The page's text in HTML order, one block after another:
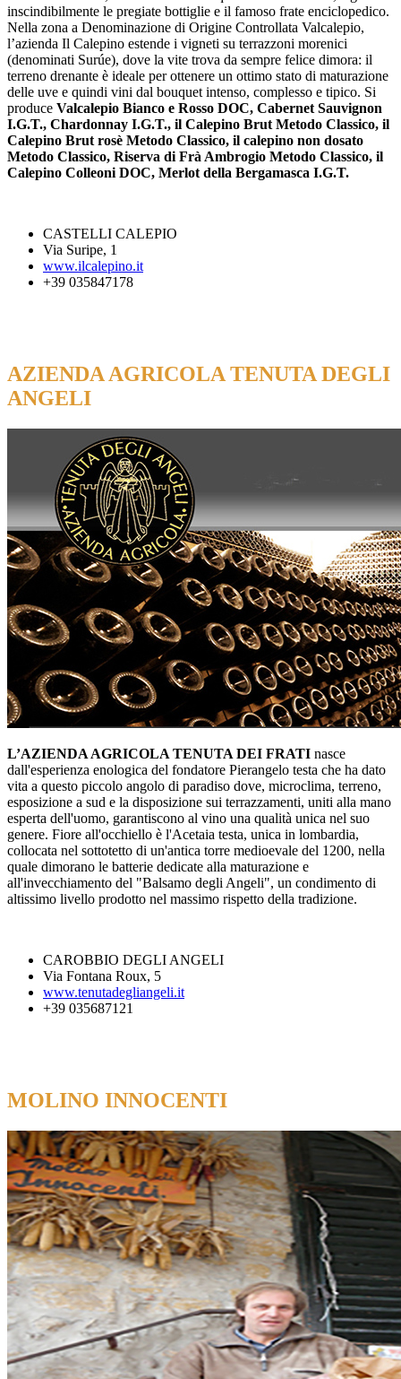
inscindibilmente le pregiate bottiglie e il famoso frate enciclopedico.
Nella zona a Denominazione di Origine Controllata Valcalepio,
l’azienda Il Calepino estende i vigneti su terrazzoni morenici
(denominati Surúe), dove la vite trova da sempre felice dimora: il
terreno drenante è ideale per ottenere un ottimo stato di maturazione
delle uve e quindi vini dal bouquet intenso, complesso e tipico. Si
produce Valcalepio Bianco e Rosso DOC, Cabernet Sauvignon
I.G.T., Chardonnay I.G.T., il Calepino Brut Metodo Classico, il
Calepino Brut rosè Metodo Classico, il calepino non dosato
Metodo Classico, Riserva di Frà Ambrogio Metodo Classico, il
Calepino Colleoni DOC, Merlot della Bergamasca I.G.T.
CASTELLI CALEPIO
Via Suripe, 1
www.ilcalepino.it
+39 035847178
AZIENDA AGRICOLA TENUTA DEGLI
ANGELI
L’AZIENDA AGRICOLA TENUTA DEI FRATI nasce
dall'esperienza enologica del fondatore Pierangelo testa che ha dato
vita a questo piccolo angolo di paradiso dove, microclima, terreno,
esposizione a sud e la disposizione sui terrazzamenti, uniti alla mano
esperta dell'uomo, garantiscono al vino una qualità unica nel suo
genere. Fiore all'occhiello è l'Acetaia testa, unica in lombardia,
collocata nel sottotetto di un'antica torre medioevale del 1200, nella
quale dimorano le batterie dedicate alla maturazione e
all'invecchiamento del "Balsamo degli Angeli", un condimento di
altissimo livello prodotto nel massimo rispetto della tradizione.
CAROBBIO DEGLI ANGELI
Via Fontana Roux, 5
www.tenutadegliangeli.it
+39 035687121
MOLINO INNOCENTI